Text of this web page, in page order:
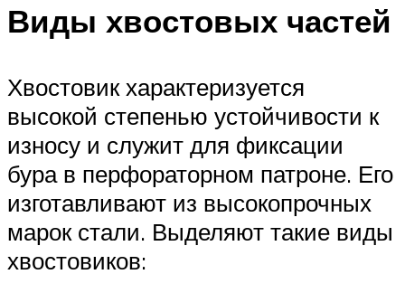
Виды хвостовых частей
Хвостовик характеризуется
высокой степенью устойчивости к
износу и служит для фиксации
бура в перфораторном патроне. Его
изготавливают из высокопрочных
марок стали. Выделяют такие виды
хвостовиков: